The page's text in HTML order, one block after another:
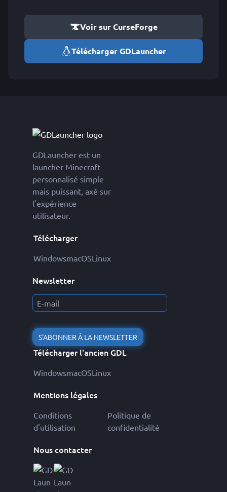
Voir sur CurseForge
Télécharger GDLauncher
GDLauncher est un
launcher Minecraft
personnalisé simple
mais puissant, axé sur
l'expérience
utilisateur.
Télécharger
WindowsmacOSLinux
Newsletter
S'ABONNER À LA NEWSLETTER
Télécharger l'ancien GDL
WindowsmacOSLinux
Mentions légales
Conditions
d'utilisation
Politique de
confidentialité
Nous contacter